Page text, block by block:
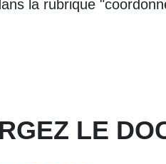
la rubrique
LE